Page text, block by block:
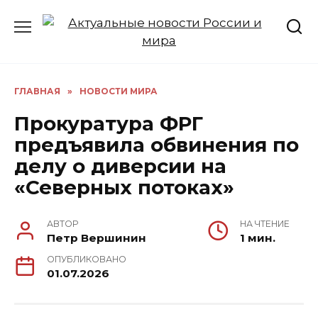
ГЛАВНАЯ » НОВОСТИ МИРА
Прокуратура ФРГ
предъявила обвинения по
делу о диверсии на
«Северных потоках»
АВТОР
Петр Вершинин
НА ЧТЕНИЕ
1 мин.
ОПУБЛИКОВАНО
01.07.2026